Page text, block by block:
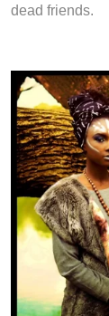
dead friends.